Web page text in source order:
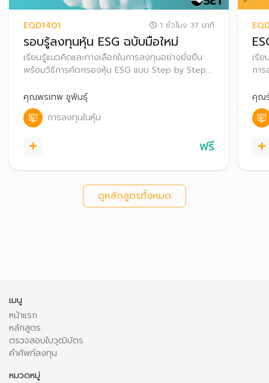
EQD1401 1 ชั่วโมง 37 นาที
รอบรู้ลงทุนหุ้น ESG ฉบับมือใหม่
เรียนรู้แนวคิดและทางเลือกในการลงทุนอย่างยั่งยืน
พร้อมวิธีการคัดกรองหุ้น ESG แบบ Step by Step
คุณพรเทพ ชูพันธุ์
การลงทุนในหุ้น
ฟรี
เรี
กา
คุณ
ดูหลักสูตรทั้งหมด
เมนู
หน้าแรก
หลักสูตร
ตรวจสอบใบวุฒิบัตร
คำศัพท์ลงทุน
หมวดหมู่